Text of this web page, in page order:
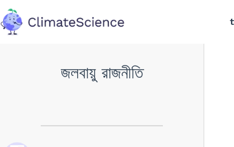
back to home
জলবায়ু রাজনীতি